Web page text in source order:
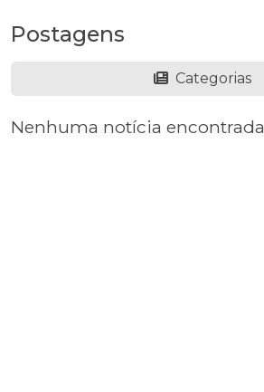
Postagens
Categorias
Nenhuma notícia encontrada